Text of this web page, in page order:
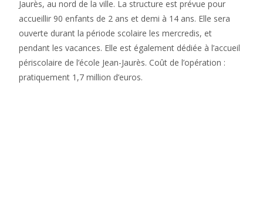
Jaurès, au nord de la ville. La structure est prévue pour
accueillir 90 enfants de 2 ans et demi à 14 ans. Elle sera
ouverte durant la période scolaire les mercredis, et
pendant les vacances. Elle est également dédiée à l’accueil
périscolaire de l’école Jean-Jaurès. Coût de l’opération :
pratiquement 1,7 million d’euros.